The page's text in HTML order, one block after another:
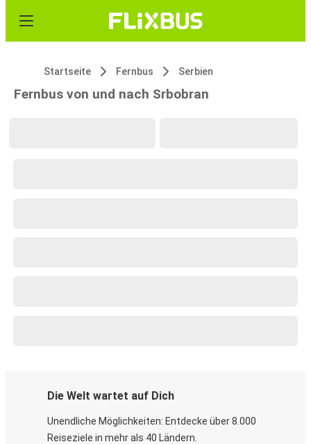
Startseite Fernbus Serbien
Fernbus von und nach Srbobran
Die Welt wartet auf Dich
Unendliche Möglichkeiten: Entdecke über 8.000
Reiseziele in mehr als 40 Ländern.